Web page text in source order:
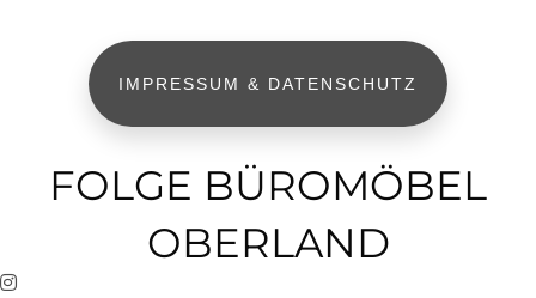
IMPRESSUM & DATENSCHUTZ
FOLGE BÜROMÖBEL
OBERLAND